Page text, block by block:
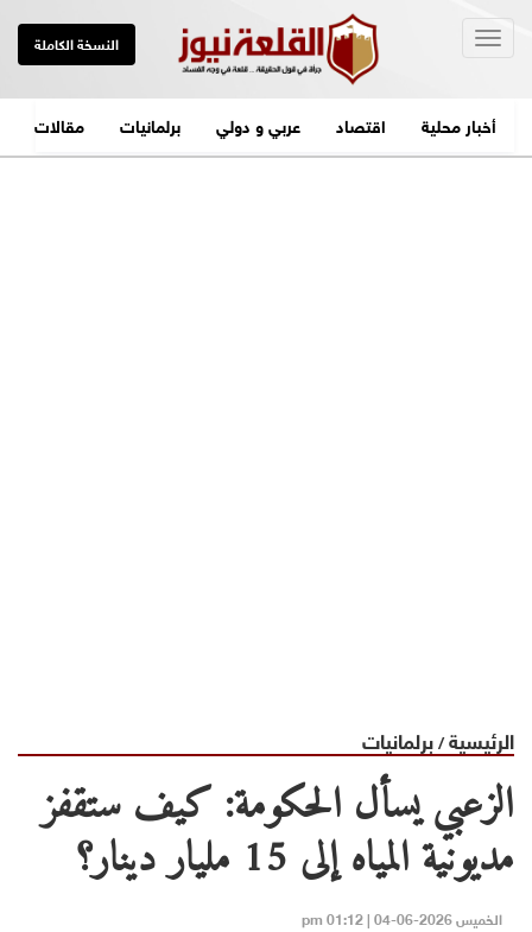
النسخة الكاملة
أخبار محلية اقتصاد عربي و دولي برلمانيات مقالات
الرئيسية/برلمانيات
الزعبي يسأل الحكومة: كيف ستقفز
مديونية المياه إلى 15 مليار دينار؟
الخميس 2026-06-04 | 01:12 pm